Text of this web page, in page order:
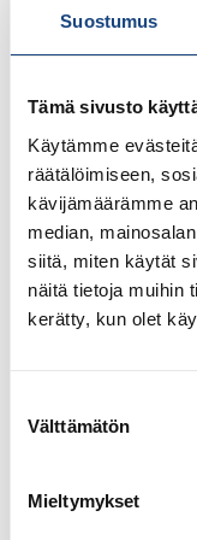
Suostumus
Tämä sivusto
Käytämme
räätälöimiseen,
kävijämäärämme
median,
siitä, miten käytät
näitä tietoja muihin
kerätty, kun olet
valinta
Välttämätön
Mieltymykset
23.7.2026
Open 2026,
Lindesberg,